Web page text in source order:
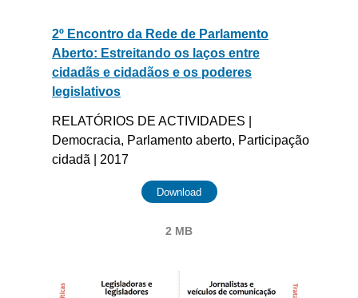
2º Encontro da Rede de Parlamento
Aberto: Estreitando os laços entre
cidadãs e cidadãos e os poderes
legislativos
RELATÓRIOS DE ACTIVIDADES |
Democracia, Parlamento aberto, Participação
cidadã | 2017
Download
2 MB